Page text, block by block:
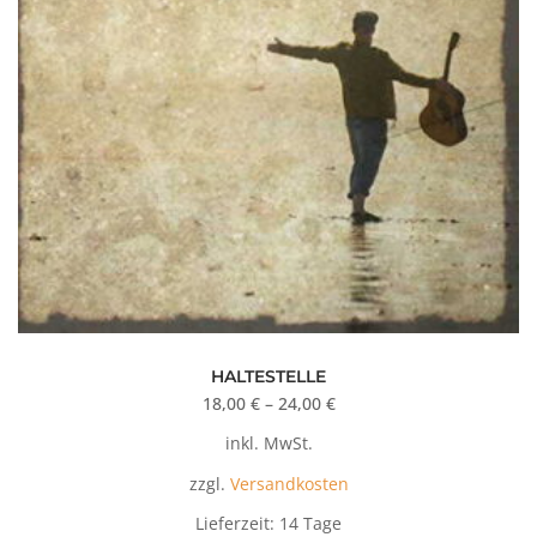
Produkt
weist
mehrere
auf.
Die
HALTESTELLE
18,00 €– 24,00 €
inkl. MwSt.
zzgl. Versandkosten
Lieferzeit: 14 Tage